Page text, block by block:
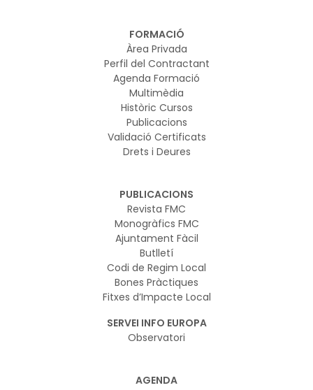
FORMACIÓ
Àrea Privada
Perfil del Contractant
Agenda Formació
Multimèdia
Històric Cursos
Publicacions
Validació Certificats
Drets i Deures
PUBLICACIONS
Revista FMC
Monogràfics FMC
Ajuntament Fàcil
Butlletí
Codi de Regim Local
Bones Pràctiques
Fitxes d’Impacte Local
SERVEI INFO EUROPA
Observatori
AGENDA